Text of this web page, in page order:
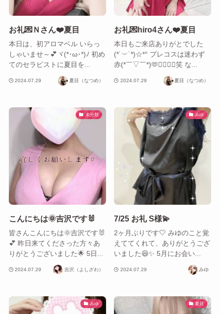
お礼💌Ｎさん❤️夏目
本日は、初アロマベル いらっ
しゃいませ～💕ヾ(*･ω･*)ﾉ 初め
てのセラピストに夏目を...
2024.07.29 夏目（なつめ）
お礼💌hiro4さん❤️夏目
本日もご来店ありがとでした
(*˙︶˙*)☆*° プレコスは迷わず
赤(*￣▽￣*)🫶❤️‍🔥💄🌹笑 な...
2024.07.29 夏目（なつめ）
未分類
こんにちは🌞吉沢です🐰
皆さんこんにちは🌞吉沢です🐰
💕 昨日来てくださった方々あ
りがとうございました🌟 5日...
2024.07.29 吉沢（よしざわ）
みゆ
7/25 お礼 S様💫
2ヶ月ぶりです🤍 みゆのこと覚
えててくれて、ありがとうござ
いました😆✨ 5月にお会い...
2024.07.29 みゆ
みゆ 夏目